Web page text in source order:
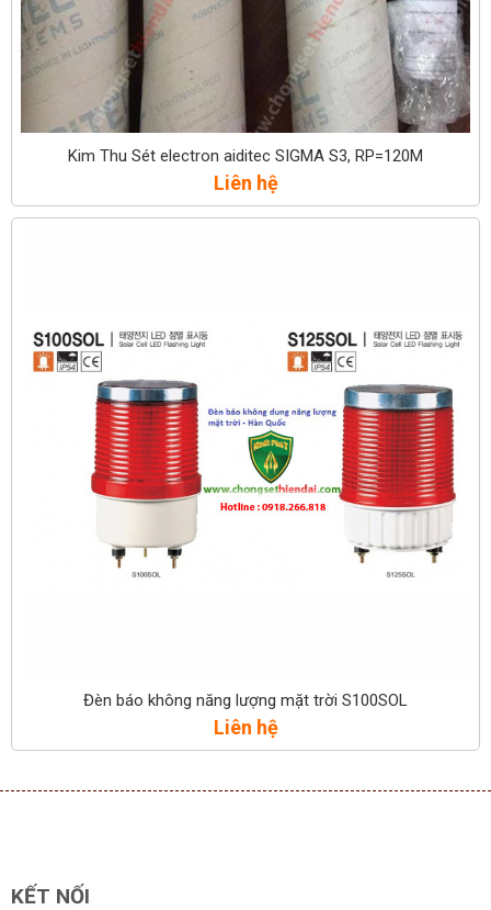
Kim Thu Sét electron aiditec SIGMA S3, RP=120M
Liên hệ
Đèn báo không năng lượng mặt trời S100SOL
Liên hệ
KẾT NỐI